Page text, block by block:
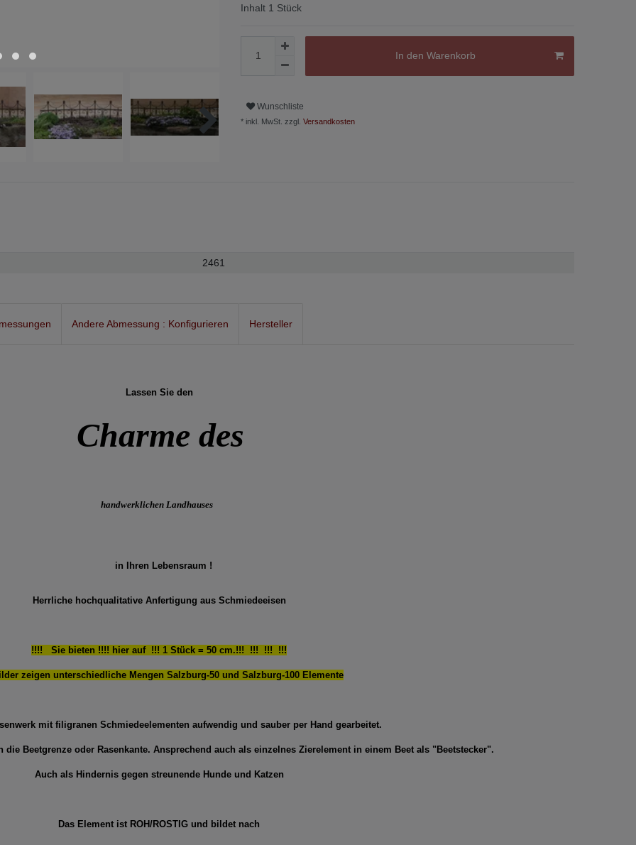
Inhalt 1 Stück
In den Warenkorb
Wunschliste
* inkl. MwSt. zzgl. Versandkosten
2461
Andere Abmessung : Konfigurieren Hersteller
Lassen Sie den
Charme des
handwerklichen Landhauses
in Ihren Lebensraum !
Herrliche hochqualitative Anfertigung aus Schmiedeeisen
!!!! Sie bieten !!!! hier auf !!! 1 Stück = 50 cm.!!! !!! !!! !!!
zeigen unterschiedliche Mengen Salzburg-50 und Salzburg-100 Elemente
mit filigranen Schmiedeelementen aufwendig und sauber per Hand gearbeitet.
Beetgrenze oder Rasenkante. Ansprechend auch als einzelnes Zierelement in einem Beet als "Beetstecker".
Auch als Hindernis gegen streunende Hunde und Katzen
Das Element ist ROH/ROSTIG und bildet nach